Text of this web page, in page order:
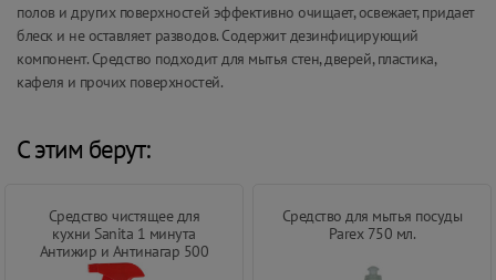
полов и других поверхностей эффективно очищает, освежает, придает
блеск и не оставляет разводов. Содержит дезинфицирующий
компонент. Средство подходит для мытья стен, дверей, пластика,
кафеля и прочих поверхностей.
С этим берут:
Средство чистящее для
кухни Sanita 1 минута
Антижир и Антинагар 500
мл.
Средство для мытья посуды
Parex 750 мл.